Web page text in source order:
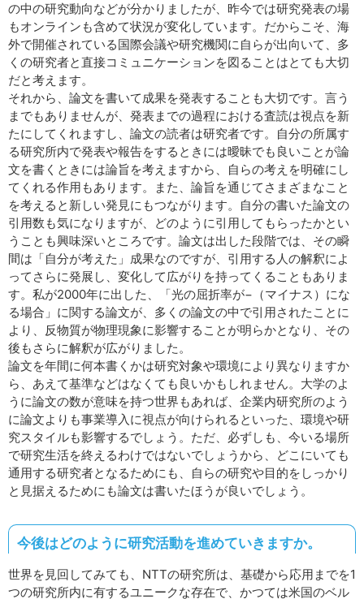
の中の研究動向などが分かりましたが、昨今では研究発表の場
もオンラインも含めて状況が変化しています。だからこそ、海
外で開催されている国際会議や研究機関に自らが出向いて、多
くの研究者と直接コミュニケーションを図ることはとても大切
だと考えます。
それから、論文を書いて成果を発表することも大切です。言う
までもありませんが、発表までの過程における査読は視点を新
たにしてくれますし、論文の読者は研究者です。自分の所属す
る研究所内で発表や報告をするときには曖昧でも良いことが論
文を書くときには論旨を考えますから、自らの考えを明確にし
てくれる作用もあります。また、論旨を通じてさまざまなこと
を考えると新しい発見にもつながります。自分の書いた論文の
引用数も気になりますが、どのように引用してもらったかとい
うことも興味深いところです。論文は出した段階では、その瞬
間は「自分が考えた」成果なのですが、引用する人の解釈によ
ってさらに発展し、変化して広がりを持ってくることもありま
す。私が2000年に出した、「光の屈折率が−（マイナス）にな
る場合」に関する論文が、多くの論文の中で引用されたことに
より、反物質が物理現象に影響することが明らかとなり、その
後もさらに解釈が広がりました。
論文を年間に何本書くかは研究対象や環境により異なりますか
ら、あえて基準などはなくても良いかもしれません。大学のよ
うに論文の数が意味を持つ世界もあれば、企業内研究所のよう
に論文よりも事業導入に視点が向けられるといった、環境や研
究スタイルも影響するでしょう。ただ、必ずしも、今いる場所
で研究生活を終えるわけではないでしょうから、どこにいても
通用する研究者となるためにも、自らの研究や目的をしっかり
と見据えるためにも論文は書いたほうが良いでしょう。
今後はどのように研究活動を進めていきますか。
世界を見回してみても、NTTの研究所は、基礎から応用までを1
つの研究所内に有するユニークな存在で、かつては米国のベル